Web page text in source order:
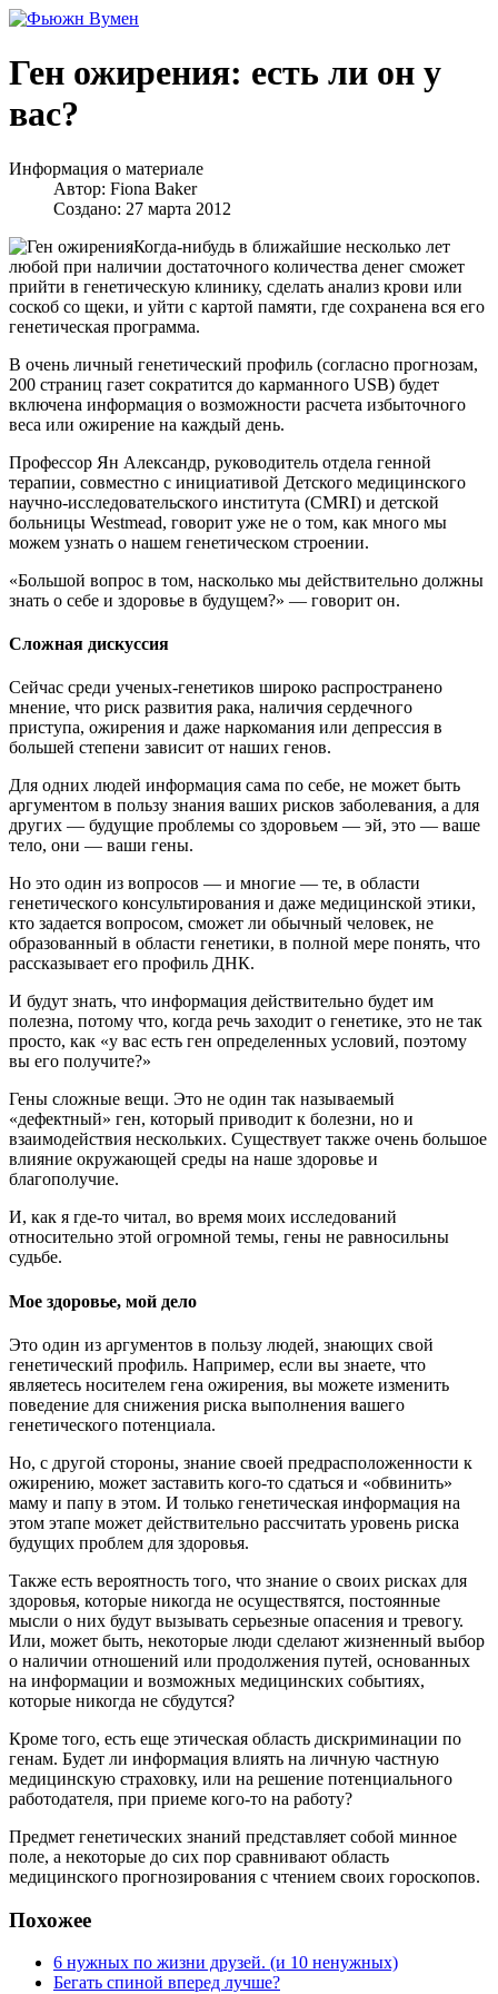
Ген ожирения: есть ли он у
вас?
Информация о материале
Автор: Fiona Baker
Создано: 27 марта 2012
Когда-нибудь в ближайшие несколько лет
любой при наличии достаточного количества денег сможет
прийти в генетическую клинику, сделать анализ крови или
соскоб со щеки, и уйти с картой памяти, где сохранена вся его
генетическая программа.
В очень личный генетический профиль (согласно прогнозам,
200 страниц газет сократится до карманного USB) будет
включена информация о возможности расчета избыточного
веса или ожирение на каждый день.
Профессор Ян Александр, руководитель отдела генной
терапии, совместно с инициативой Детского медицинского
научно-исследовательского института (CMRI) и детской
больницы Westmead, говорит уже не о том, как много мы
можем узнать о нашем генетическом строении.
«Большой вопрос в том, насколько мы действительно должны
знать о себе и здоровье в будущем?» — говорит он.
Сложная дискуссия
Сейчас среди ученых-генетиков широко распространено
мнение, что риск развития рака, наличия сердечного
приступа, ожирения и даже наркомания или депрессия в
большей степени зависит от наших генов.
Для одних людей информация сама по себе, не может быть
аргументом в пользу знания ваших рисков заболевания, а для
других — будущие проблемы со здоровьем — эй, это — ваше
тело, они — ваши гены.
Но это один из вопросов — и многие — те, в области
генетического консультирования и даже медицинской этики,
кто задается вопросом, сможет ли обычный человек, не
образованный в области генетики, в полной мере понять, что
рассказывает его профиль ДНК.
И будут знать, что информация действительно будет им
полезна, потому что, когда речь заходит о генетике, это не так
просто, как «у вас есть ген определенных условий, поэтому
вы его получите?»
Гены сложные вещи. Это не один так называемый
«дефектный» ген, который приводит к болезни, но и
взаимодействия нескольких. Существует также очень большое
влияние окружающей среды на наше здоровье и
благополучие.
И, как я где-то читал, во время моих исследований
относительно этой огромной темы, гены не равносильны
судьбе.
Мое здоровье, мой дело
Это один из аргументов в пользу людей, знающих свой
генетический профиль. Например, если вы знаете, что
являетесь носителем гена ожирения, вы можете изменить
поведение для снижения риска выполнения вашего
генетического потенциала.
Но, с другой стороны, знание своей предрасположенности к
ожирению, может заставить кого-то сдаться и «обвинить»
маму и папу в этом. И только генетическая информация на
этом этапе может действительно рассчитать уровень риска
будущих проблем для здоровья.
Также есть вероятность того, что знание о своих рисках для
здоровья, которые никогда не осуществятся, постоянные
мысли о них будут вызывать серьезные опасения и тревогу.
Или, может быть, некоторые люди сделают жизненный выбор
о наличии отношений или продолжения путей, основанных
на информации и возможных медицинских событиях,
которые никогда не сбудутся?
Кроме того, есть еще этическая область дискриминации по
генам. Будет ли информация влиять на личную частную
медицинскую страховку, или на решение потенциального
работодателя, при приеме кого-то на работу?
Предмет генетических знаний представляет собой минное
поле, а некоторые до сих пор сравнивают область
медицинского прогнозирования с чтением своих гороскопов.
Похожее
6 нужных по жизни друзей. (и 10 ненужных)
Бегать спиной вперед лучше?